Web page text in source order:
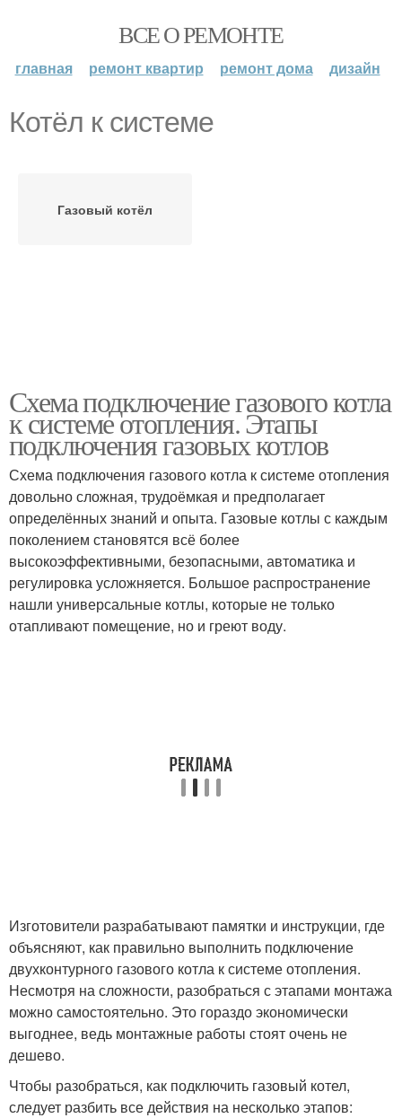
ВСЕ О РЕМОНТЕ
главная ремонт квартир ремонт дома дизайн
Котёл к системе
Газовый котёл
Схема подключение газового котла
к системе отопления. Этапы
подключения газовых котлов
Схема подключения газового котла к системе отопления
довольно сложная, трудоёмкая и предполагает
определённых знаний и опыта. Газовые котлы с каждым
поколением становятся всё более
высокоэффективными, безопасными, автоматика и
регулировка усложняется. Большое распространение
нашли универсальные котлы, которые не только
отапливают помещение, но и греют воду.
Изготовители разрабатывают памятки и инструкции, где
объясняют, как правильно выполнить подключение
двухконтурного газового котла к системе отопления.
Несмотря на сложности, разобраться с этапами монтажа
можно самостоятельно. Это гораздо экономически
выгоднее, ведь монтажные работы стоят очень не
дешево.
Чтобы разобраться, как подключить газовый котел,
следует разбить все действия на несколько этапов: